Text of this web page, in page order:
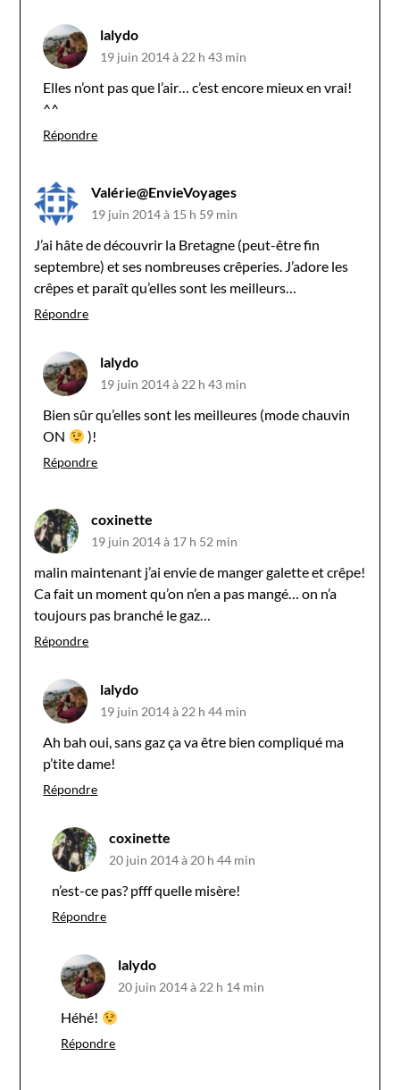
lalydo
19 juin 2014 à 22 h 43 min
Elles n’ont pas que l’air… c’est encore mieux en vrai!
^^
Répondre
Valérie@EnvieVoyages
19 juin 2014 à 15 h 59 min
J’ai hâte de découvrir la Bretagne (peut-être fin
septembre) et ses nombreuses crêperies. J’adore les
crêpes et paraît qu’elles sont les meilleurs…
Répondre
lalydo
19 juin 2014 à 22 h 43 min
Bien sûr qu’elles sont les meilleures (mode chauvin
ON
)!
Répondre
coxinette
19 juin 2014 à 17 h 52 min
malin maintenant j’ai envie de manger galette et crêpe!
Ca fait un moment qu’on n’en a pas mangé… on n’a
toujours pas branché le gaz…
Répondre
lalydo
19 juin 2014 à 22 h 44 min
Ah bah oui, sans gaz ça va être bien compliqué ma
p’tite dame!
Répondre
coxinette
20 juin 2014 à 20 h 44 min
n’est-ce pas? pfff quelle misère!
Répondre
lalydo
20 juin 2014 à 22 h 14 min
Héhé!
Répondre